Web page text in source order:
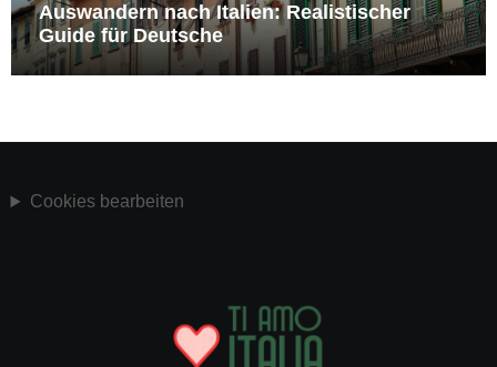
Auswandern nach Italien: Realistischer
Guide für Deutsche
Cookies bearbeiten